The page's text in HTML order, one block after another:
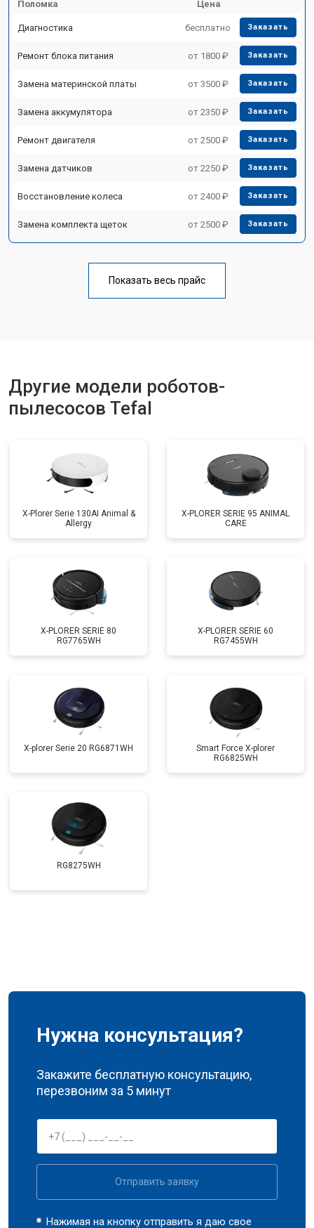
Поломка Цена
Диагностика бесплатно Заказать
Ремонт блока питания от 1800 ₽ Заказать
Замена материнской платы от 3500 ₽ Заказать
Замена аккумулятора от 2350 ₽ Заказать
Ремонт двигателя от 2500 ₽ Заказать
Замена датчиков от 2250 ₽ Заказать
Восстановление колеса от 2400 ₽ Заказать
Замена комплекта щеток от 2500 ₽ Заказать
Показать весь прайс
Другие модели роботов-
пылесосов Tefal
X-Plorer Serie 130AI Animal &
Allergy
X-PLORER SERIE 95 ANIMAL
CARE
X-PLORER SERIE 80
RG7765WH
X-PLORER SERIE 60
RG7455WH
X-plorer Serie 20 RG6871WH
Smart Force X-plorer
RG6825WH
RG8275WH
Нужна консультация?
Закажите бесплатную консультацию,
перезвоним за 5 минут
Отправить заявку
Нажимая на кнопку отправить я даю свое